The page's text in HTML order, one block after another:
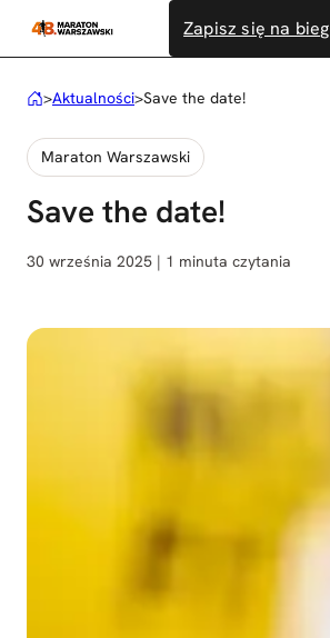
Zapisz się na bieg
>Aktualności>Save the date!
Maraton Warszawski
Save the date!
30 września 2025 | 1 minuta czytania